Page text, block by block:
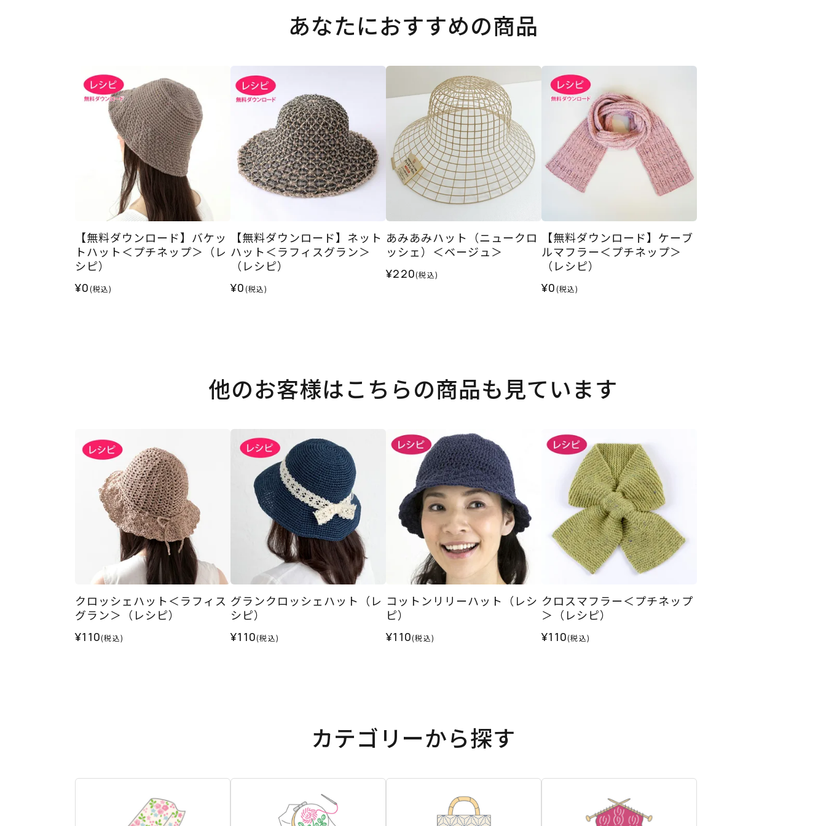
あなたにおすすめの商品
【無料ダウンロード】バケッ
トハット＜プチネップ＞（レ
シピ）
¥0(税込)
【無料ダウンロード】ネット
ハット＜ラフィスグラン＞
（レシピ）
¥0(税込)
あみあみハット（ニュークロ
ッシェ）＜ベージュ＞
¥220(税込)
【無料ダウンロード】ケーブ
ルマフラー＜プチネップ＞
（レシピ）
¥0(税込)
他のお客様はこちらの商品も見ています
クロッシェハット＜ラフィス
グラン＞（レシピ）
¥110(税込)
グランクロッシェハット（レ
シピ）
¥110(税込)
コットンリリーハット（レシ
ピ）
¥110(税込)
クロスマフラー＜プチネップ
＞（レシピ）
¥110(税込)
カテゴリーから探す